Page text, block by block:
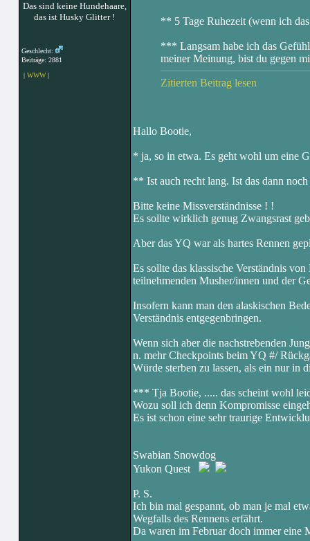
Das sind keine Hundehaare,
das ist Husky Glitter !
Geschlecht:
Beiträge: 2881
| WWW|
** 5 Tage Ruhezeit (wenn ich
*** Langsam habe ich das
meiner Meinung, bist du gegen
Zitierten Beitrag lesen
Hallo Bootie,
* ja, so in etwa. Es geht wohl um eine
** Ist auch recht lang. Ist das dann
Bitte keine Missverständnisse ! !
Es sollte wirklich genug Zwangsrast
Aber das YQ war als hartes Rennen
Es sollte das klassische Verständnis
teilnehmenden Musher/innen und der
Insofern kann man den alaskischen
Verständnis entgegenbringen.
Wenn sich aber die nachstrebenden
n. mehr Checkpoints beim YQ #/
Würde sterben zu lassen, als ein nur in
*** Tja Bootie, ..... das scheint wohl
Wozu soll ich denn Kompromisse
Es ist schon eine sehr traurige
Swabian Snowdog
Yukon Quest
P. S.
Ich bin mal gespannt, ob man je mal
Wegfalls des Rennens erfährt.
Da waren im Februar doch immer eine